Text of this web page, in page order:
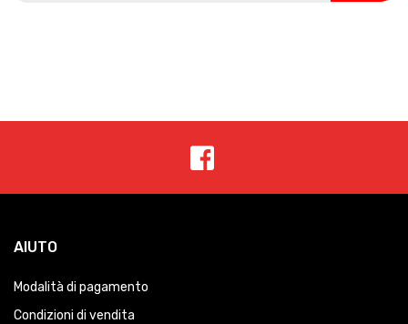
AIUTO
Modalità di pagamento
Condizioni di vendita